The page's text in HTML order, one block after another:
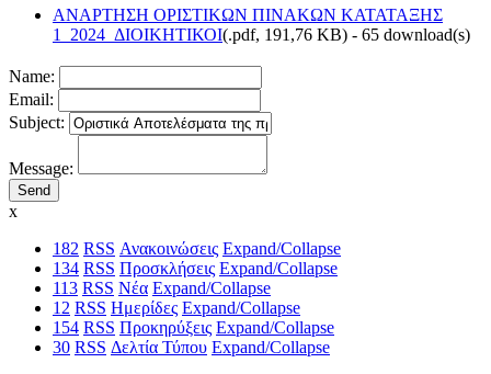
ΑΝΑΡΤΗΣΗ ΟΡΙΣΤΙΚΩΝ ΠΙΝΑΚΩΝ ΚΑΤΑΤΑΞΗΣ
1_2024_ΔΙΟΙΚΗΤΙΚΟΙ(.pdf, 191,76 KB) - 65 download(s)
Name:
Email:
Subject:
Message:
x
182 RSS Ανακοινώσεις Expand/Collapse
134 RSS Προσκλήσεις Expand/Collapse
113 RSS Νέα Expand/Collapse
12 RSS Ημερίδες Expand/Collapse
154 RSS Προκηρύξεις Expand/Collapse
30 RSS Δελτία Τύπου Expand/Collapse